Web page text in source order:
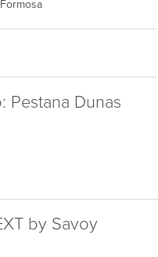
Pestana Dunas
by Savoy